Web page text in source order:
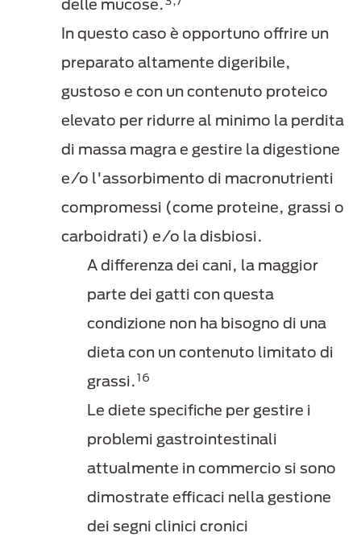
delle mucose.
In questo caso è opportuno offrire un
preparato altamente digeribile,
gustoso e con un contenuto proteico
elevato per ridurre al minimo la perdita
di massa magra e gestire la digestione
e/o l'assorbimento di macronutrienti
compromessi (come proteine, grassi o
carboidrati) e/o la disbiosi.
A differenza dei cani, la maggior
parte dei gatti con questa
condizione non ha bisogno di una
dieta con un contenuto limitato di
grassi.16
Le diete specifiche per gestire i
problemi gastrointestinali
attualmente in commercio si sono
dimostrate efficaci nella gestione
dei segni clinici cronici